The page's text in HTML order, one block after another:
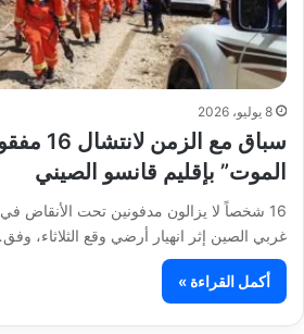
8 يوليو، 2026
سباق مع
الموت” بإقليم قانسو الصيني
16 شخصاً لا يزالون مدفونين تحت الأنقاض
غربي الصين إثر انهيار أرضي وقع الثلاثاء،
أكمل القراءة »